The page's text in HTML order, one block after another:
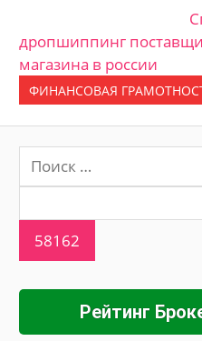
дропшиппинг
магазина в россии
ФИНАНСОВАЯ
Рейтинг